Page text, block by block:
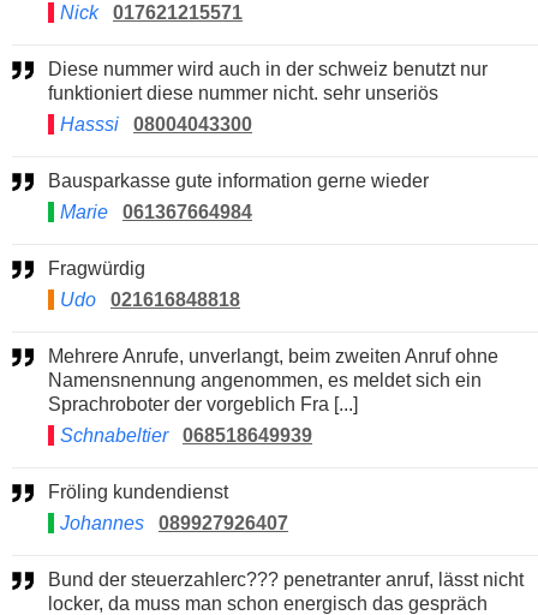
Nick
017621215571
Diese nummer wird auch in der schweiz benutzt nur
funktioniert diese nummer nicht. sehr unseriös
Hasssi
08004043300
Bausparkasse gute information gerne wieder
Marie
061367664984
Fragwürdig
Udo
021616848818
Mehrere Anrufe, unverlangt, beim zweiten Anruf ohne
Namensnennung angenommen, es meldet sich ein
Sprachroboter der vorgeblich Fra [...]
Schnabeltier
068518649939
Fröling kundendienst
Johannes
089927926407
Bund der steuerzahlerc??? penetranter anruf, lässt nicht
locker, da muss man schon energisch das gespräch